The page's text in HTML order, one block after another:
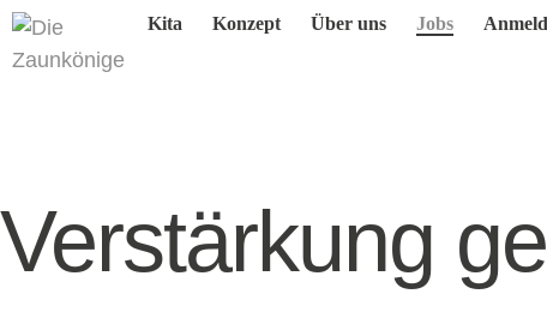
Kita Konzept Über uns Jobs
Verstärkung